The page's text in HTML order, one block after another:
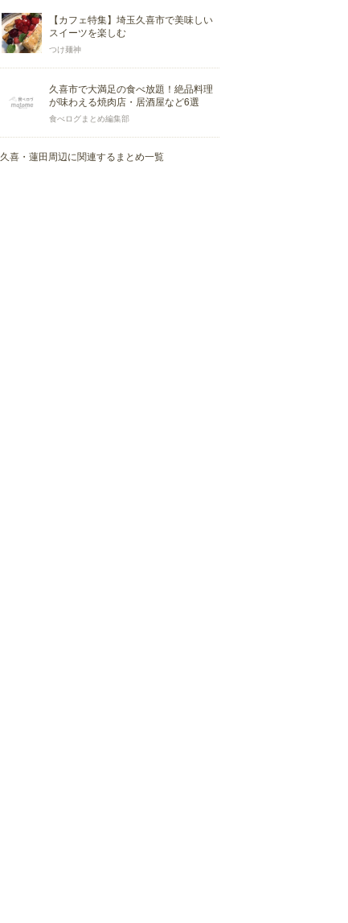
【カフェ特集】埼玉久喜市で美味しい
スイーツを楽しむ
つけ麺神
久喜市で大満足の食べ放題！絶品料理
が味わえる焼肉店・居酒屋など6選
食べログまとめ編集部
久喜・蓮田周辺に関連するまとめ一覧